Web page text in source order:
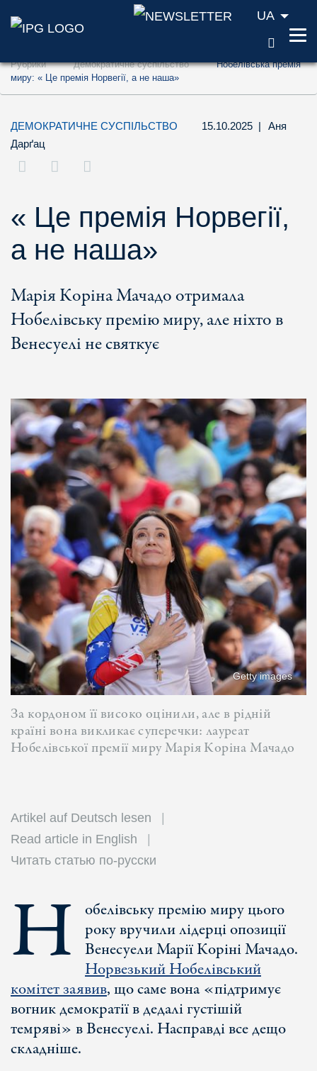
Перейти до змісту (ключ доступу '1')
Перейти до пошуку (ключ доступу '2')
UA
Рубрики Демократичне суспільство
Нобелівська премія
миру: « Це премія Норвегії, а не наша»
ДЕМОКРАТИЧНЕ СУСПІЛЬСТВО 15.10.2025 |
Аня
Дарґац
« Це премія Норвегії,
а не наша»
Марія Коріна Мачадо отримала
Нобелівську премію миру, але ніхто в
Венесуелі не святкує
Getty images
За кордоном її високо оцінили, але в рідній
країні вона викликає суперечки: лауреат
Нобелівської премії миру Марія Коріна Мачадо
Artikel auf Deutsch lesen
Read article in English
Читать статью по-русски
Н обелівську премію миру цього
року вручили лідерці опозиції
Венесуели Марії Коріні Мачадо.
Норвезький Нобелівський
комітет заявив, що саме вона «підтримує
вогник демократії в дедалі густішій
темряві» в Венесуелі. Насправді все дещо
складніше.